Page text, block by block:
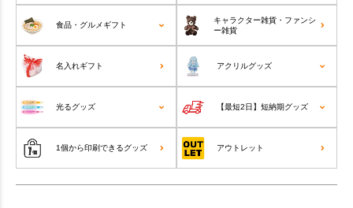
食品・グルメギフト
キャラクター雑貨・ファンシ
ー雑貨
名入れギフト アクリルグッズ
光るグッズ 【最短2日】短納期グッズ
1個から印刷できるグッズ アウトレット